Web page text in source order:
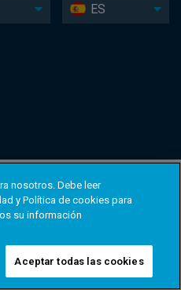
ES
nosotros. Debe leer
y Política de cookies para
su información
Aceptar todas las cookies